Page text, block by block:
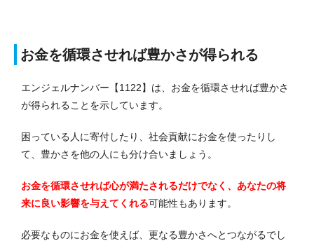
お金を循環させれば豊かさが得られる
エンジェルナンバー【1122】は、お金を循環させれば豊かさ
が得られることを示しています。
困っている人に寄付したり、社会貢献にお金を使ったりし
て、豊かさを他の人にも分け合いましょう。
お金を循環させれば心が満たされるだけでなく、あなたの将
来に良い影響を与えてくれる可能性もあります。
必要なものにお金を使えば、更なる豊かさへとつながるでし